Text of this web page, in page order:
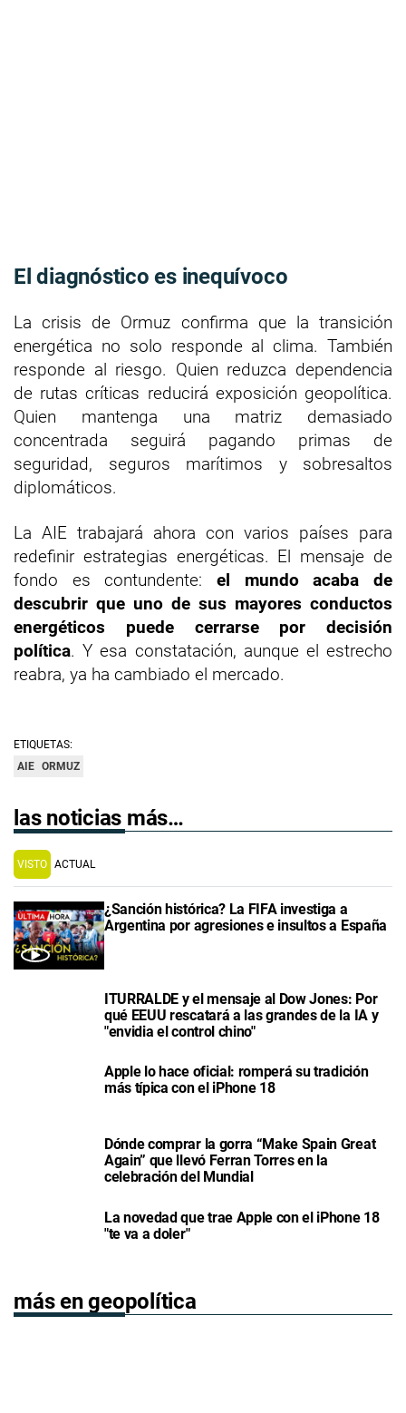
El diagnóstico es inequívoco
La crisis de Ormuz confirma que la transición
energética no solo responde al clima. También
responde al riesgo. Quien reduzca dependencia
de rutas críticas reducirá exposición geopolítica.
Quien mantenga una matriz demasiado
concentrada seguirá pagando primas de
seguridad, seguros marítimos y sobresaltos
diplomáticos.
La AIE trabajará ahora con varios países para
redefinir estrategias energéticas. El mensaje de
fondo es contundente: el mundo acaba de
descubrir que uno de sus mayores conductos
energéticos puede cerrarse por decisión
política. Y esa constatación, aunque el estrecho
reabra, ya ha cambiado el mercado.
ETIQUETAS:
AIE ORMUZ
las noticias más…
VISTO ACTUAL
¿Sanción histórica? La FIFA investiga a
Argentina por agresiones e insultos a España
ITURRALDE y el mensaje al Dow Jones: Por
qué EEUU rescatará a las grandes de la IA y
"envidia el control chino"
Apple lo hace oficial: romperá su tradición
más típica con el iPhone 18
Dónde comprar la gorra “Make Spain Great
Again” que llevó Ferran Torres en la
celebración del Mundial
La novedad que trae Apple con el iPhone 18
"te va a doler"
más en geopolítica